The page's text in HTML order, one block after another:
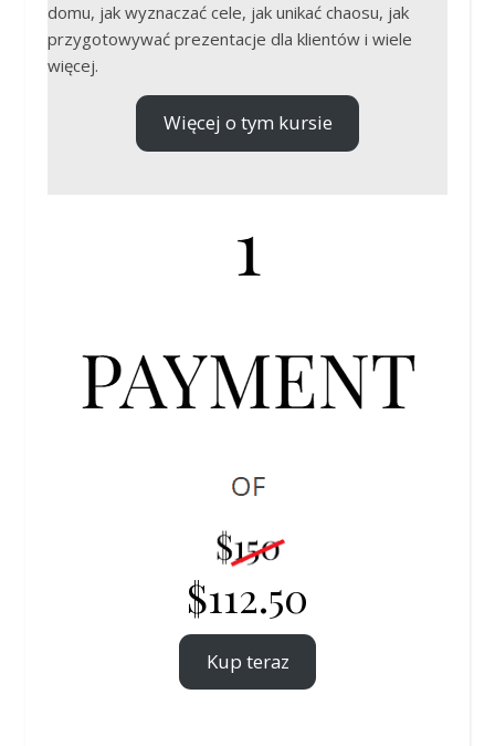
domu, jak wyznaczać cele, jak unikać chaosu, jak
przygotowywać prezentacje dla klientów i wiele
więcej.
Więcej o tym kursie
$112.50
Kup teraz